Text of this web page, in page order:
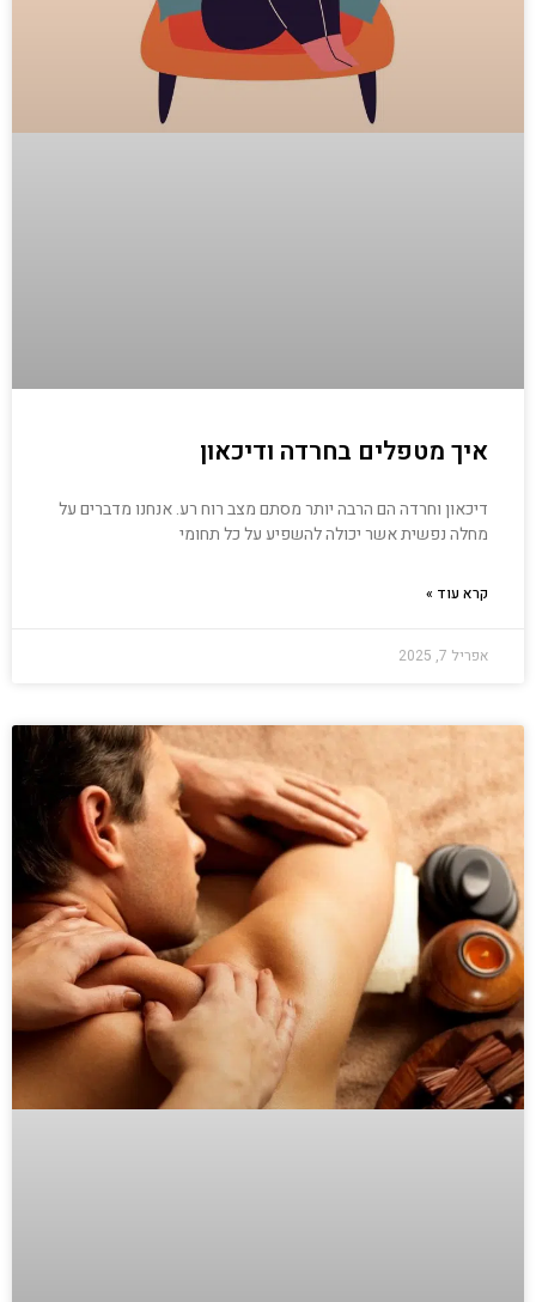
איך מטפלים בחרדה ודיכאון
דיכאון וחרדה הם הרבה יותר מסתם מצב רוח רע. אנחנו מדברים על
מחלה נפשית אשר יכולה להשפיע על כל תחומי
קרא עוד »
אפריל 7, 2025